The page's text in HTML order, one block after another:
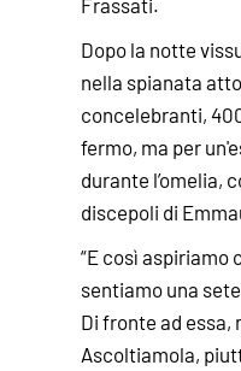
Dopo la notte
nella spianata
concelebranti,
fermo, ma per
durante l’omelia,
discepoli di
“E così aspiriamo
sentiamo una
Di fronte ad
Ascoltiamola,